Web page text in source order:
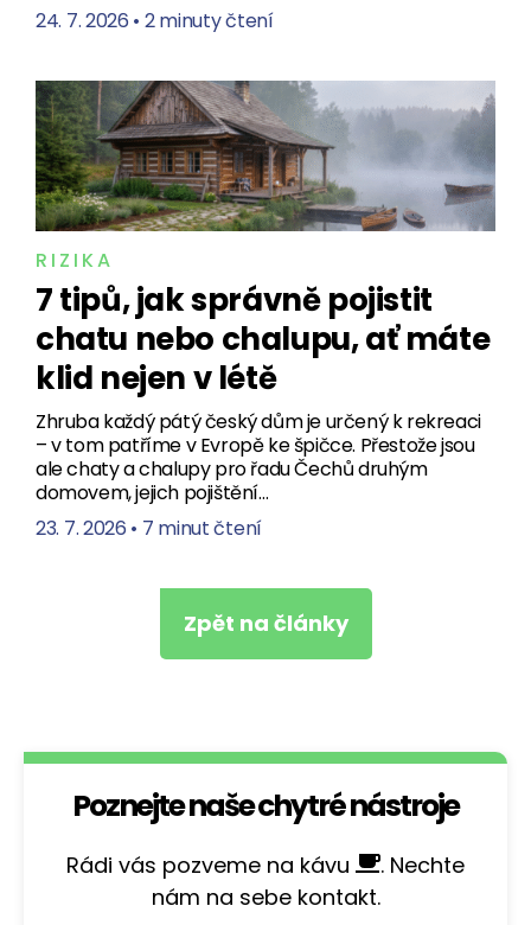
24. 7. 2026 • 2 minuty čtení
RIZIKA
7 tipů, jak správně pojistit
chatu nebo chalupu, ať máte
klid nejen v létě
Zhruba každý pátý český dům je určený k rekreaci
– v tom patříme v Evropě ke špičce. Přestože jsou
ale chaty a chalupy pro řadu Čechů druhým
domovem, jejich pojištění…
23. 7. 2026 • 7 minut čtení
Zpět na články
Poznejte naše chytré nástroje
Rádi vás pozveme na kávu
. Nechte
nám na sebe kontakt.